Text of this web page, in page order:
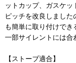
ットカップ、ガスケッ
ピッチを改良しまし
も簡単に取り付けでき
一部サイレントには合
【ストーブ適合】